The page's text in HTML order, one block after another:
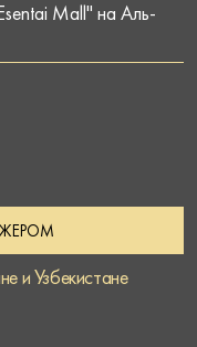
Mall" на Аль-
и Узбекистане